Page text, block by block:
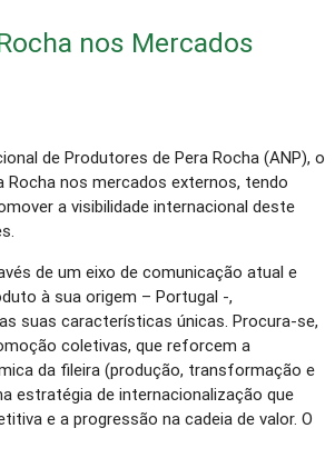
nos Mercados
de Produtores de Pera Rocha (ANP), o
Rocha nos mercados externos, tendo
a visibilidade internacional deste
de um eixo de comunicação atual e
à sua origem – Portugal -,
suas características únicas. Procura-se,
coletivas, que reforcem a
da fileira (produção, transformação e
estratégia de internacionalização que
e a progressão na cadeia de valor. O